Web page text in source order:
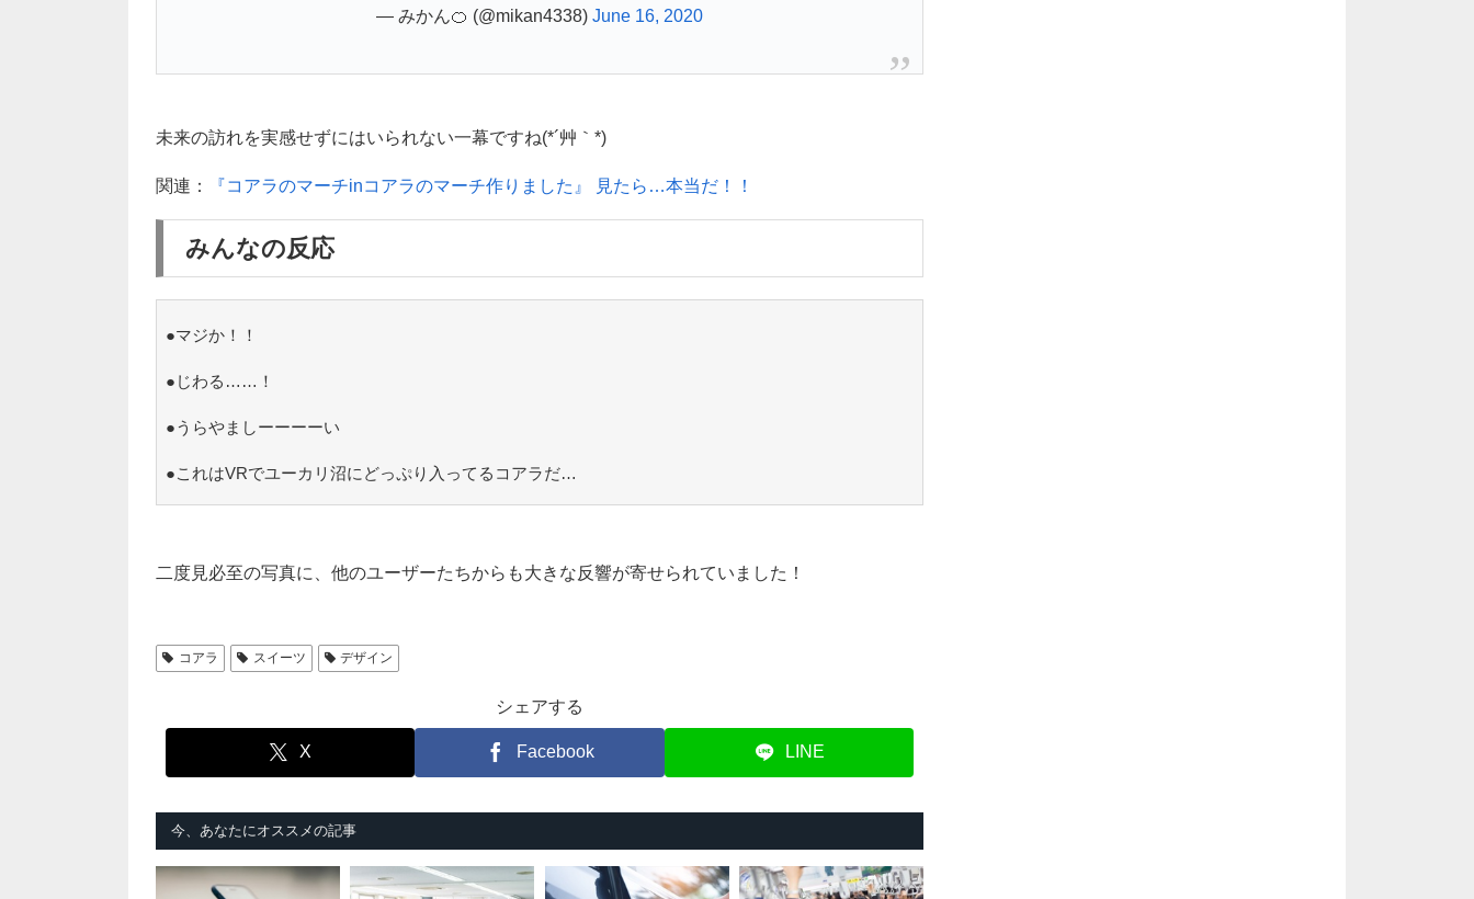
— みかん🍊 (@mikan4338) June 16, 2020
未来の訪れを実感せずにはいられない一幕ですね(*´艸｀*)
関連： 『コアラのマーチinコアラのマーチ作りました』 見たら…本当だ！！
みんなの反応
●マジか！！
●じわる……！
●うらやましーーーーい
●これはVRでユーカリ沼にどっぷり入ってるコアラだ…
二度見必至の写真に、他のユーザーたちからも大きな反響が寄せられていました！
コアラ スイーツ デザイン
シェアする
X Facebook LINE
今、あなたにオススメの記事